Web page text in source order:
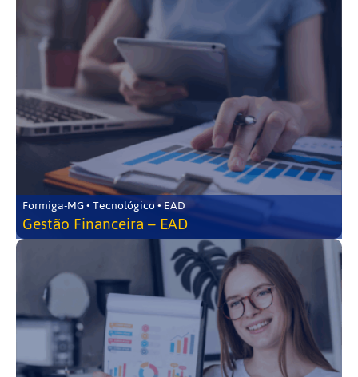
Formiga-MG • Tecnológico • EAD
Gestão Financeira – EAD